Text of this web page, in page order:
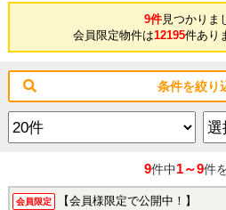
9件見つかりま
会員限定物件は12195件あり
条件を絞り
9件中1～9件
会員限定 【会員様限定で公開中！】